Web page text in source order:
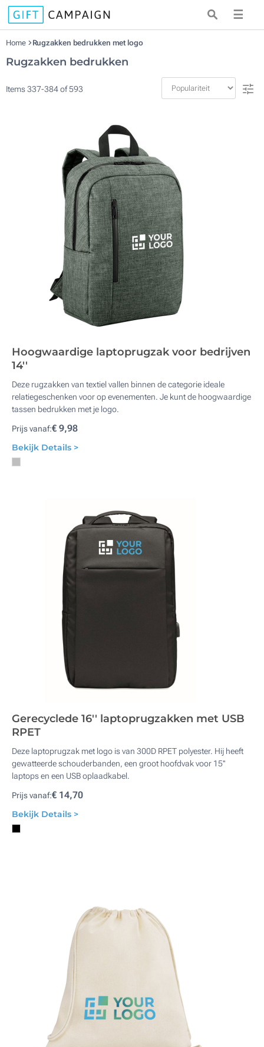
☰
Home Rugzakken bedrukken met logo
Rugzakken bedrukken
Items337-384of593
Hoogwaardige laptoprugzak voor bedrijven
14''
Deze rugzakken van textiel vallen binnen de categorie ideale
relatiegeschenken voor op evenementen. Je kunt de hoogwaardige
tassen bedrukken met je logo.
Prijs vanaf:€ 9,98
Bekijk Details >
Gerecyclede 16'' laptoprugzakken met USB
RPET
Deze laptoprugzak met logo is van 300D RPET polyester. Hij heeft
gewatteerde schouderbanden, een groot hoofdvak voor 15''
laptops en een ​USB oplaadkabel.
Prijs vanaf:€ 14,70
Bekijk Details >